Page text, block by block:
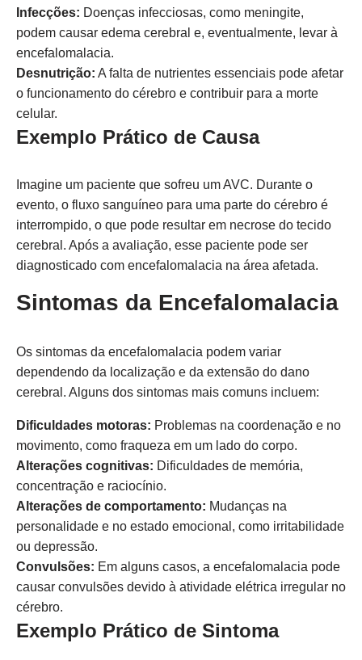
Infecções: Doenças infecciosas, como meningite,
podem causar edema cerebral e, eventualmente, levar à
encefalomalacia.
Desnutrição: A falta de nutrientes essenciais pode afetar
o funcionamento do cérebro e contribuir para a morte
celular.
Exemplo Prático de Causa
Imagine um paciente que sofreu um AVC. Durante o
evento, o fluxo sanguíneo para uma parte do cérebro é
interrompido, o que pode resultar em necrose do tecido
cerebral. Após a avaliação, esse paciente pode ser
diagnosticado com encefalomalacia na área afetada.
Sintomas da Encefalomalacia
Os sintomas da encefalomalacia podem variar
dependendo da localização e da extensão do dano
cerebral. Alguns dos sintomas mais comuns incluem:
Dificuldades motoras: Problemas na coordenação e no
movimento, como fraqueza em um lado do corpo.
Alterações cognitivas: Dificuldades de memória,
concentração e raciocínio.
Alterações de comportamento: Mudanças na
personalidade e no estado emocional, como irritabilidade
ou depressão.
Convulsões: Em alguns casos, a encefalomalacia pode
causar convulsões devido à atividade elétrica irregular no
cérebro.
Exemplo Prático de Sintoma